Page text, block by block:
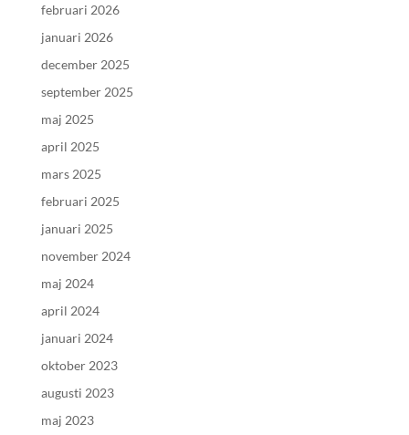
februari 2026
januari 2026
december 2025
september 2025
maj 2025
april 2025
mars 2025
februari 2025
januari 2025
november 2024
maj 2024
april 2024
januari 2024
oktober 2023
augusti 2023
maj 2023